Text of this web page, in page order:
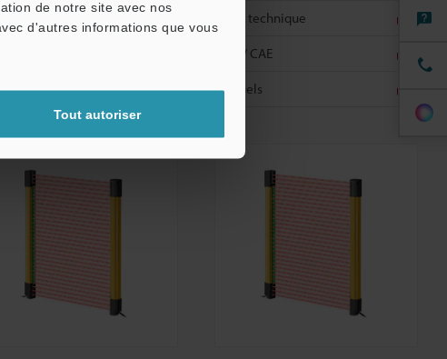
de notre site avec nos
d'autres informations que vous
Tout autoriser
technique Fiche technique
CAO / CAE
Manuels